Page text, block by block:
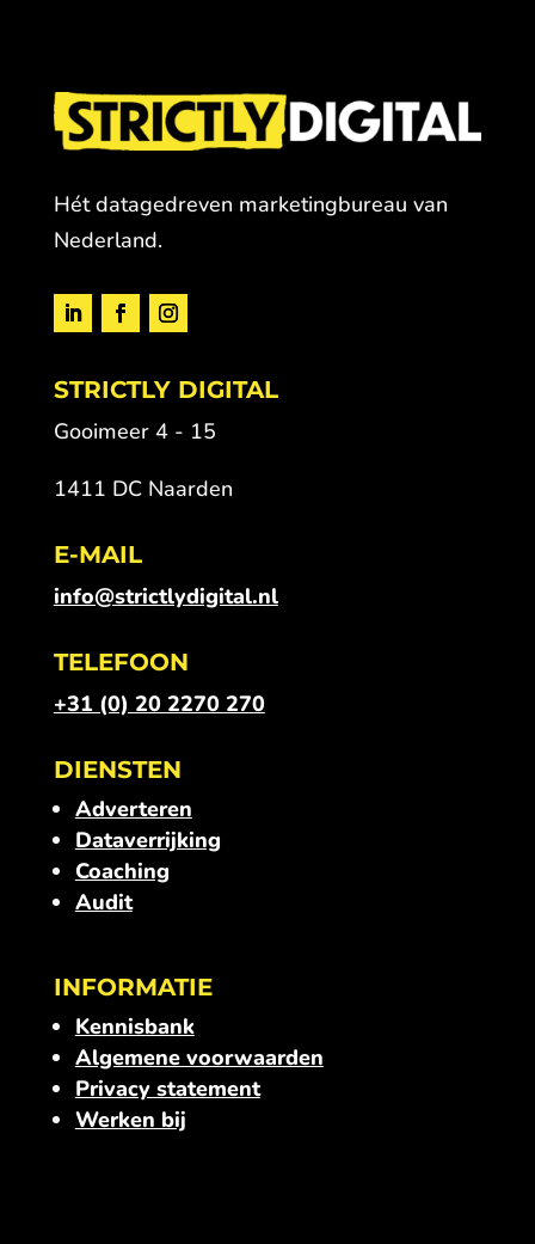
Hét datagedreven marketingbureau van
Nederland.
STRICTLY DIGITAL
Gooimeer 4 - 15
1411 DC Naarden
E-MAIL
info@strictlydigital.nl
TELEFOON
+31 (0) 20 2270 270
DIENSTEN
Adverteren
Dataverrijking
Coaching
Audit
INFORMATIE
Kennisbank
Algemene voorwaarden
Privacy statement
Werken bij